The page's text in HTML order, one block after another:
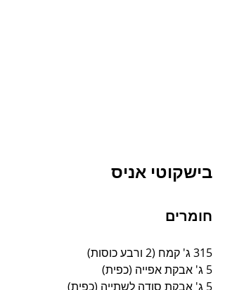
בישקוטי אניס
חומרים
315 ג' קמח (2 ורבע כוסות)
5 ג' אבקת אפייה (כפית)
5 ג' אבקת סודה לשתייה (כפית)